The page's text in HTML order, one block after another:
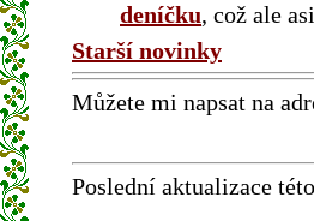
deníčku, což ale
Starší novinky
Můžete mi napsat na
Poslední aktualizace